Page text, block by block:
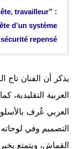
travailleur” :
d’un système
repensé
يذكر أن الفنان
العربية
العربي عُرف
التصميم وفي
القماش، ويتمتع